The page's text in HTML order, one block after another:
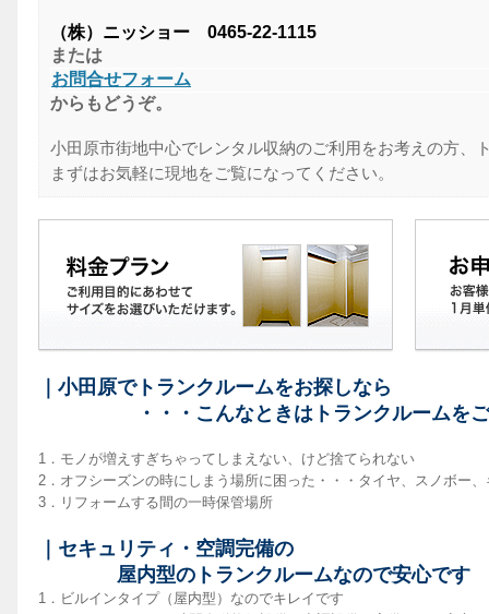
（株）ニッショー 0465‐22‐1115
または
お問合せフォーム
からもどうぞ。
小田原市街地中心でレンタル収納のご利用をお考えの方、
まずはお気軽に現地をご覧になってください。
｜小田原でトランクルームをお探しなら
・・・こんなときはトランクルームをご
1．モノが増えすぎちゃってしまえない、けど捨てられない
2．オフシーズンの時にしまう場所に困った・・・タイヤ、スノボー
3．リフォームする間の一時保管場所
｜セキュリティ・空調完備の
屋内型のトランクルームなので安心です
1．ビルインタイプ（屋内型）なのでキレイです